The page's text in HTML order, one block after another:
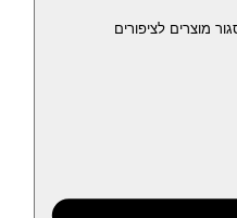
מוצרים לציפורים